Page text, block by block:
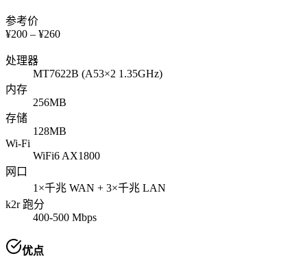
参考价
¥200 – ¥260
处理器
MT7622B (A53×2 1.35GHz)
内存
256MB
存储
128MB
Wi-Fi
WiFi6 AX1800
网口
1×千兆 WAN + 3×千兆 LAN
k2r 跑分
400-500 Mbps
优点